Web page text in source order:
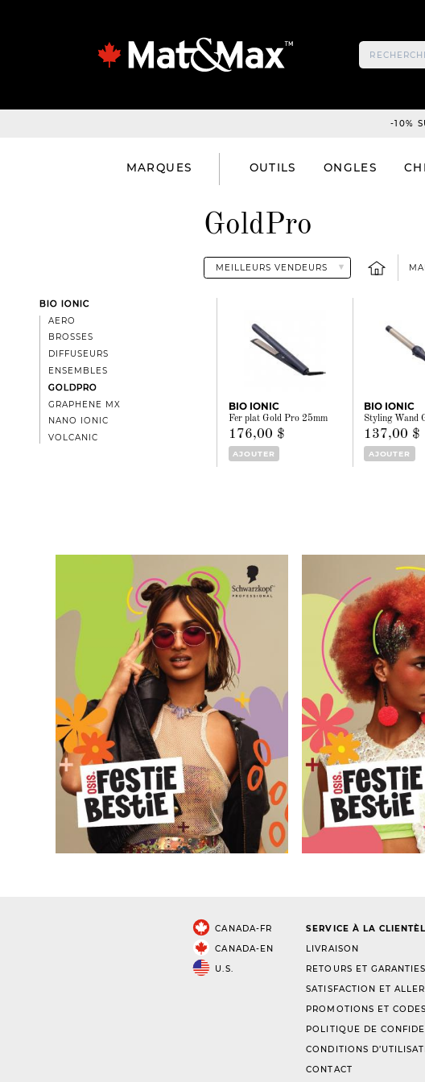
-10%
MARQUES OUTILS ONGLES
GoldPro
BIO IONIC
AERO
BROSSES
DIFFUSEURS
ENSEMBLES
GOLDPRO
GRAPHENE MX
NANO IONIC
VOLCANIC
BIO IONIC
Fer plat Gold Pro 25mm
176,00 $
AJOUTER
BIO IONIC
Styling Wand
137,00 $
AJOUTER
CANADA-FR
CANADA-EN
U.S.
SERVICE À LA
LIVRAISON
RETOURS ET GARANTIES
SATISFACTION ET
PROMOTIONS ET
POLITIQUE DE
CONDITIONS
CONTACT